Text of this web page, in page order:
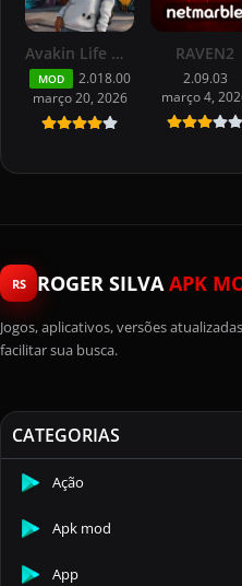
Avakin Life Mod APK (MENU,XP/Desbloqueado)
MOD
2.018.00
março 20, 2026
RAVEN2
2.09.03
março 4,
RS ROGER SILVAAPK
Jogos, aplicativos, versões
facilitar sua busca.
CATEGORIAS
Ação
Apk mod
App